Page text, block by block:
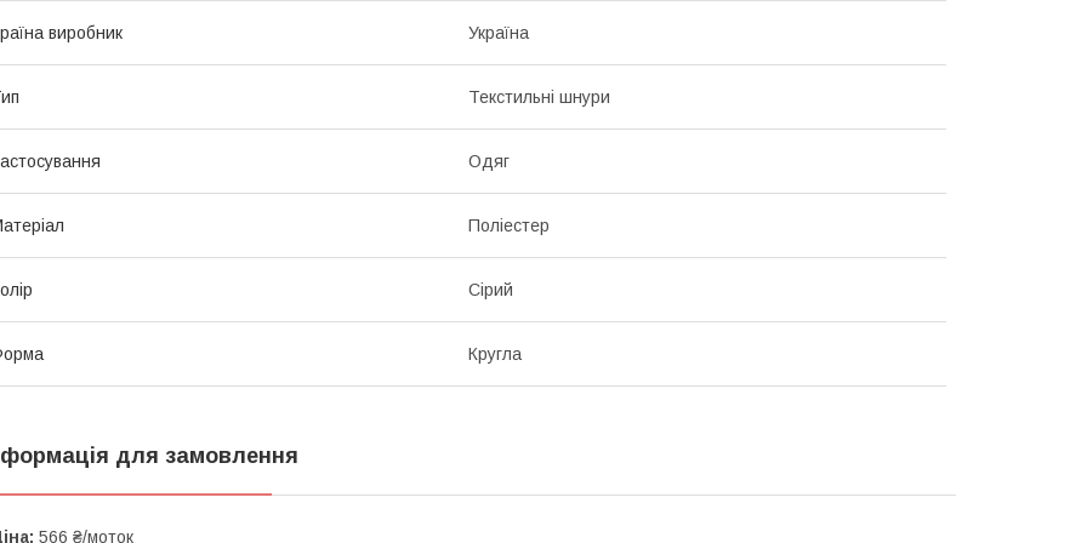
виробник Україна
Текстильні шнури
Одяг
Поліестер
Сірий
Кругла
для замовлення
566 ₴/моток